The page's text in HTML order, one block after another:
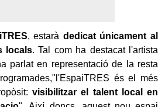
, estarà dedicat únicament al
locals. Tal com ha destacat l'artista
parlat en representació de la resta
EspaiTRES és el més
visibilitzar el talent local en